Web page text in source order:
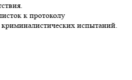
к протоколу
испытаний.